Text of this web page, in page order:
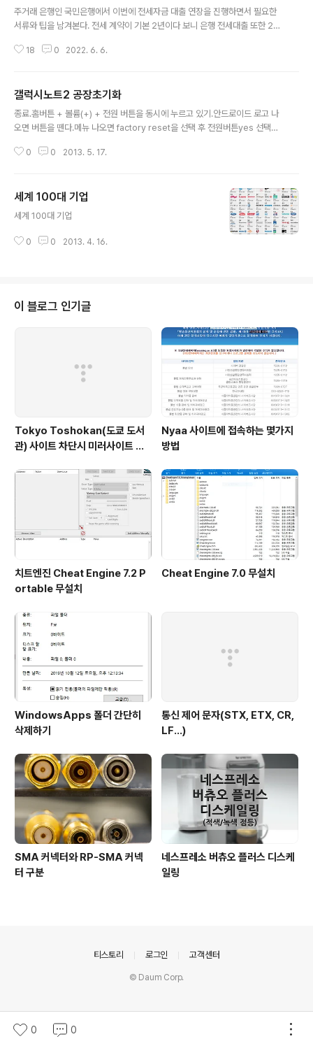
데 댓글로 기존 방법이 변경되어 다운로드가 불가하다고
하셔서 확인후 추가기재합니다. 준비물: Chrome(크롬)브
essional 설치 1. KBS Cool FM 볼륨을 높여..
주거래 은행인 국민은행에서 이번에 전세자금 대출 연장을 진행하면서 필요한
서류와 팁을 남겨본다. 전세 계약이 기본 2년이다 보니 은행 전세대출 또한 2년
년간 연장가능하다. 사전에 영업점에 방문하여 대출 연장시 필요한 서류가 무엇
약서 지참) 주민등록초본(과거 주소 모두 나오게끔, 주민번호 뒷자리도 표기) 가
족관계증명서(본인 기준) 신분증 주민등록초본과 가족관계증명서는 가까운 동
사무소 무인민원발급기에서 출력할수 있다. 이렇게 서류 3가지를 들고 영업점
18 0 2022. 6. 6.
갤럭시노트2 공장초기화
종료.홈버튼 + 볼륨(+) + 전원 버튼을 동시에 누르고 있기.안드로이드 로고 나
오면 버튼을 뗀다.메뉴 나오면 factory reset을 선택 후 전원버튼yes 선택후
0 0 2013. 5. 17.
세계 100대 기업
세계 100대 기업
0 0 2013. 4. 16.
이 블로그 인기글
Tokyo Toshokan(도쿄 도서
관) 사이트 차단시 미러사이트 접
Nyaa 사이트에 접속하는 몇가지
방법
치트엔진 Cheat Engine 7.2 P
ortable 무설치
Cheat Engine 7.0 무설치
WindowsApps 폴더 간단히
삭제하기
통신 제어 문자(STX, ETX, CR,
LF...)
SMA 커넥터와 RP-SMA 커넥
터 구분
네스프레소 버츄오 플러스 디스케
일링
0 0
티스토리 로그인 고객센터
© Daum Corp.